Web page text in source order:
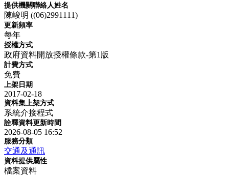
提供機關聯絡人姓名
陳峻明 ((06)2991111)
更新頻率
每年
授權方式
政府資料開放授權條款-第1版
計費方式
免費
上架日期
2017-02-18
資料集上架方式
系統介接程式
詮釋資料更新時間
2026-08-05 16:52
服務分類
交通及通訊
資料提供屬性
檔案資料